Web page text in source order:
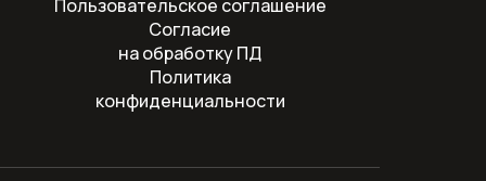
Пользовательское соглашение
Согласие
на обработку ПД
Политика
конфиденциальности